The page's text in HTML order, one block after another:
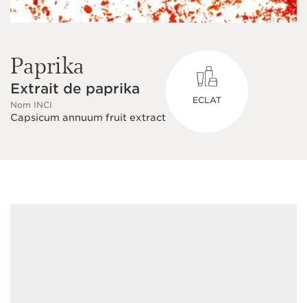
Paprika
Extrait de paprika
Nom INCI
Capsicum annuum fruit extract
ECLAT